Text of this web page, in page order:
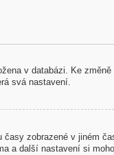
v databázi. Ke
svá nastavení.
zobrazené v jiném
a další nastavení si